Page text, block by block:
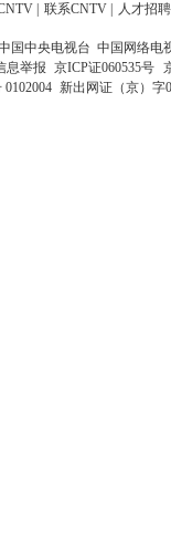
联系CNTV 人才招聘
国中央电视台 中国网络电
息举报 京ICP证060535号
新出网证（京）